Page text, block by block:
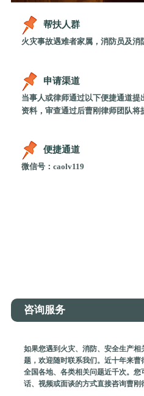
帮扶人群
火灾事故遇难者家属，消防员及消
申请渠道
当事人或律师通过以下便捷通道
资料，审查通过后曹刚律师团队将
便捷通道
微信号：caolv119
咨询服务
如果您遇到火灾、消防、安全生产相
题，欢迎随时联系我们。近十年来曹
全国各地、各类相关问题近千次。您
话、视频或面谈的方式直接咨询曹刚